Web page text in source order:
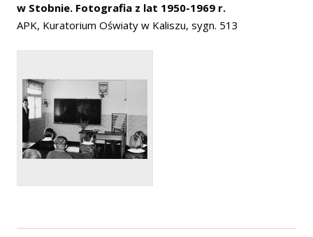
w Stobnie. Fotografia z lat 1950-1969 r.
APK, Kuratorium Oświaty w Kaliszu, sygn. 513